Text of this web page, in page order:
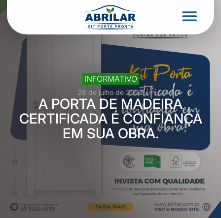
INFORMATIVO
28 de julho de 2022
A PORTA DE MADEIRA
CERTIFICADA É CONFIANÇA
EM SUA OBRA.